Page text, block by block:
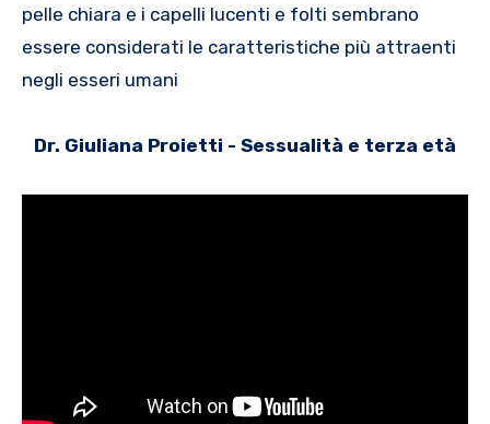
pelle chiara e i capelli lucenti e folti sembrano
essere considerati le caratteristiche più attraenti
negli esseri umani
Dr. Giuliana Proietti - Sessualità e terza età